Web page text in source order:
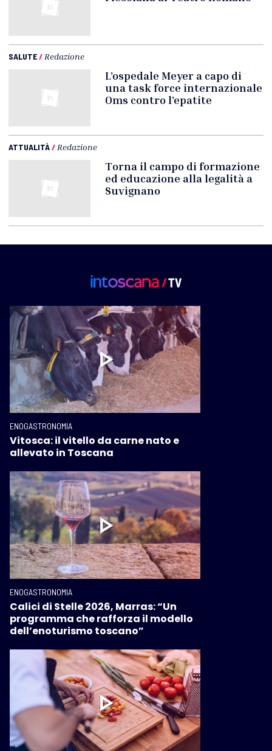
SALUTE/ Redazione
L’ospedale Meyer a capo di
una task force internazionale
Oms contro l’epatite
ATTUALITÀ/ Redazione
Torna il campo di formazione
ed educazione alla legalità a
Suvignano
ENOGASTRONOMIA
Vitosca: il vitello da carne nato e
allevato in Toscana
ENOGASTRONOMIA
Calici di Stelle 2026, Marras: “Un
programma che rafforza il modello
dell’enoturismo toscano”